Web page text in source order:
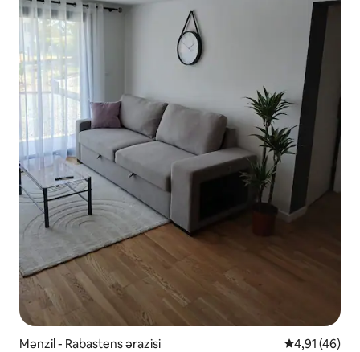
Mənzil - Rabastens ərazisi Ortalama
4,91 (46)